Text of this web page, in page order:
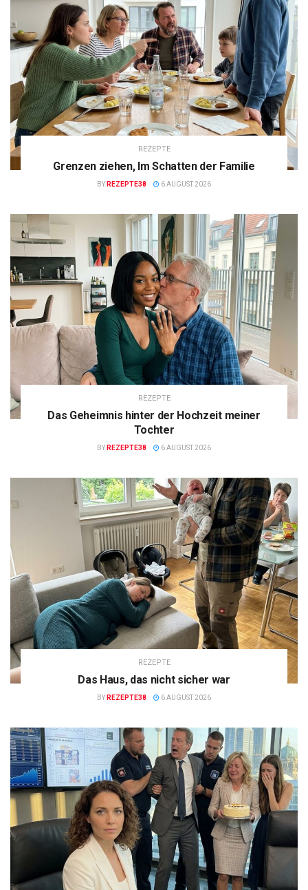
REZEPTE
Grenzen ziehen, Im Schatten der Familie
BY REZEPTE38 6 AUGUST 2026
REZEPTE
Das Geheimnis hinter der Hochzeit meiner
Tochter
BY REZEPTE38 6 AUGUST 2026
REZEPTE
Das Haus, das nicht sicher war
BY REZEPTE38 6 AUGUST 2026